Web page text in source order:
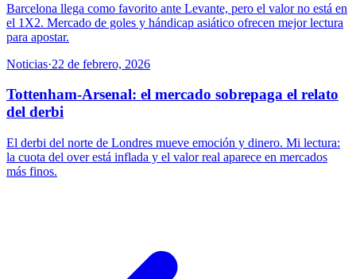
Barcelona llega como favorito ante Levante, pero el valor no está en
el 1X2. Mercado de goles y hándicap asiático ofrecen mejor lectura
para apostar.
Noticias·22 de febrero, 2026
Tottenham-Arsenal: el mercado sobrepaga el relato
del derbi
El derbi del norte de Londres mueve emoción y dinero. Mi lectura:
la cuota del over está inflada y el valor real aparece en mercados
más finos.